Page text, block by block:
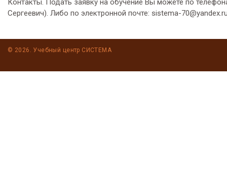
Контакты. Подать заявку на обучение Вы можете по
Сергеевич). Либо по электронной почте: sistema-
© 2026. Учебный центр СИСТЕМА